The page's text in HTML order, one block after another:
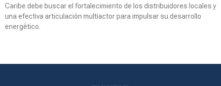
Caribe debe buscar el fortalecimiento de los distribuidores locales y
una efectiva articulación multiactor para impulsar su desarrollo
energético.